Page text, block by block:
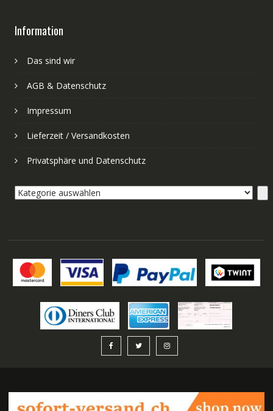
Information
Das sind wir
AGB & Datenschutz
Impressum
Lieferzeit / Versandkosten
Privatsphäre und Datenschutz
Kategorie